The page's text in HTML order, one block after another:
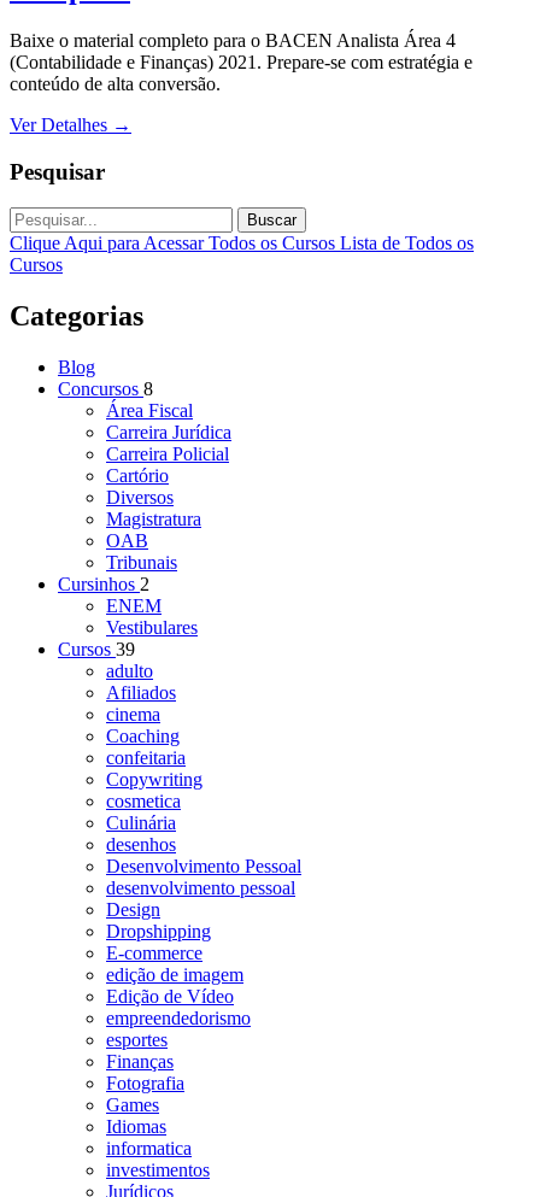
Baixe o material completo para o BACEN Analista Área 4
(Contabilidade e Finanças) 2021. Prepare-se com estratégia e
conteúdo de alta conversão.
Ver Detalhes →
Pesquisar
Buscar
Clique Aqui para Acessar Todos os Cursos Lista de Todos os
Cursos
Categorias
Blog
Concursos 8
Área Fiscal
Carreira Jurídica
Carreira Policial
Cartório
Diversos
Magistratura
OAB
Tribunais
Cursinhos 2
ENEM
Vestibulares
Cursos 39
adulto
Afiliados
cinema
Coaching
confeitaria
Copywriting
cosmetica
Culinária
desenhos
Desenvolvimento Pessoal
desenvolvimento pessoal
Design
Dropshipping
E-commerce
edição de imagem
Edição de Vídeo
empreendedorismo
esportes
Finanças
Fotografia
Games
Idiomas
informatica
investimentos
Jurídicos